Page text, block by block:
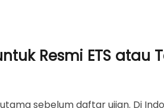
atau Tes TOEFL Gratis?
Resmi ETS atau
sebelum daftar ujian. Di